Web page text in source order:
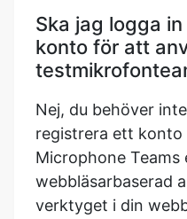
Ska jag logga
konto för att
Nej, du behöver
registrera ett
Microphone
webbläsarbaserad
verktyget i din